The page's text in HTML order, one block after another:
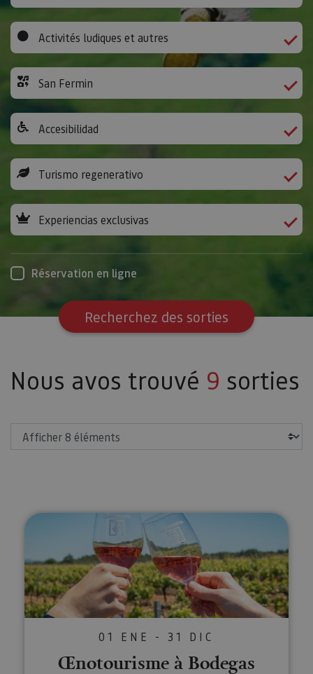
Activités ludiques et autres
San Fermin
Accesibilidad
Turismo regenerativo
Experiencias exclusivas
Réservation en ligne
Recherchez des sorties
Nous avos trouvé 9 sorties
Œnotourisme à Bodegas
01 ENE - 31 DIC
Œnotourisme à Bodegas